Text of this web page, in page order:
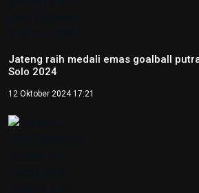
Jateng raih medali emas goalball
Solo 2024
12 Oktober 2024 17:21